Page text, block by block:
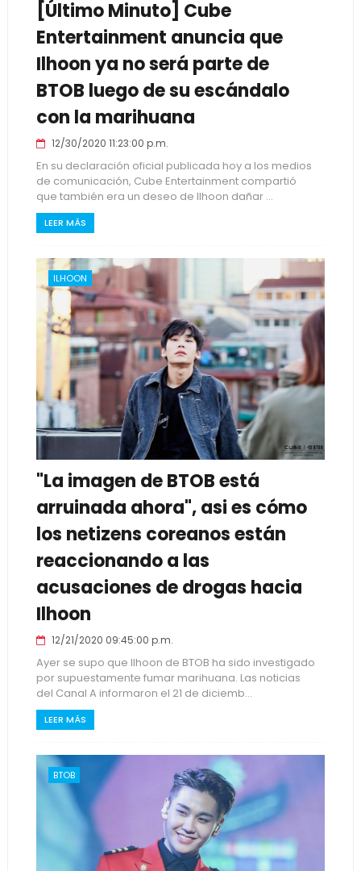
[Último Minuto] Cube
Entertainment anuncia que
Ilhoon ya no será parte de
BTOB luego de su escándalo
con la marihuana
12/30/2020 11:23:00 p.m.
En su declaración oficial publicada hoy a los medios
de comunicación, Cube Entertainment compartió
que también era un deseo de Ilhoon dañar ...
LEER MÁS
ILHOON
"La imagen de BTOB está
arruinada ahora", asi es cómo
los netizens coreanos están
reaccionando a las
acusaciones de drogas hacia
Ilhoon
12/21/2020 09:45:00 p.m.
Ayer se supo que Ilhoon de BTOB ha sido investigado
por supuestamente fumar marihuana. Las noticias
del Canal A informaron el 21 de diciemb...
LEER MÁS
BTOB